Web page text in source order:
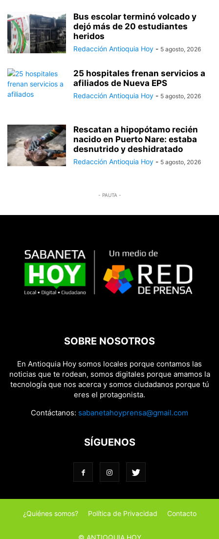
Bus escolar terminó volcado y
dejó más de 20 estudiantes
heridos
Redacción Antioquia Hoy - 5 agosto, 2026
25 hospitales frenan servicios a
afiliados de Nueva EPS
Redacción Antioquia Hoy - 5 agosto, 2026
Rescatan a hipopótamo recién
nacido en Puerto Nare: estaba
desnutrido y deshidratado
Redacción Antioquia Hoy - 5 agosto, 2026
- PAUTA -
SOBRE NOSOTROS
En Antioquia Hoy somos locales porque contamos las
noticias que te rodean, somos digitales porque amamos la
tecnología que nos acerca y somos ciudadanos porque tú
eres el protagonista.
Contáctanos: sabanetahoyprensa@gmail.com
SÍGUENOS
¿Quiénes somos? Política de Privacidad Contacto
© ANTIOQUIA HOY